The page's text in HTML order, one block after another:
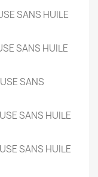
SANS HUILE
SANS HUILE
SANS
SANS HUILE
SANS HUILE